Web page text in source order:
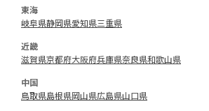
東海
岐阜県静岡県愛知県三重県
近畿
滋賀県京都府大阪府兵庫県奈良県和歌山県
中国
鳥取県島根県岡山県広島県山口県